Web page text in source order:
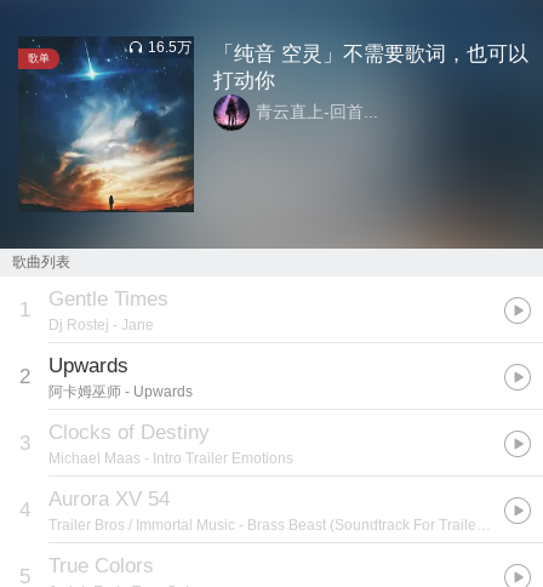
歌单
16.5万
「纯音 空灵」不需要歌词，也可以
打动你
青云直上-回首...
歌曲列表
1 Gentle Times
Dj Rostej - Jane
2 Upwards
阿卡姆巫师 - Upwards
3 Clocks of Destiny
Michael Maas - Intro Trailer Emotions
4 Aurora XV 54
Trailer Bros / Immortal Music - Brass Beast (Soundtrack For Trailers)
5 True Colors